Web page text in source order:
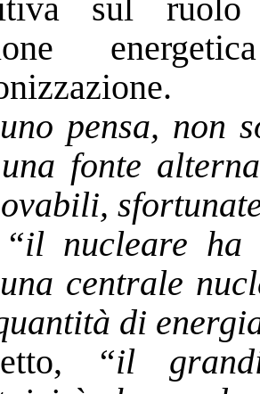
sul ruolo
pensa, non
fonte
“il nucleare ha
centrale
di
“il